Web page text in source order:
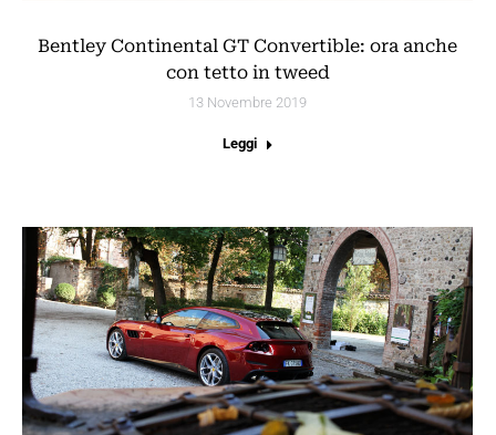
Bentley Continental GT Convertible: ora anche
con tetto in tweed
13 Novembre 2019
Leggi